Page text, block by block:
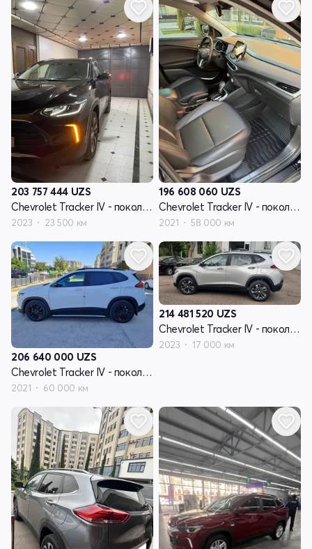
203 757 444 UZS
Chevrolet Tracker IV - поколение
2023 23 500 км
196 608 060 UZS
Chevrolet Tracker IV - поколение
2021 58 000 км
206 640 000 UZS
Chevrolet Tracker IV - поколение
2021 60 000 км
214 481 520 UZS
Chevrolet Tracker IV - поколение
2023 17 000 км